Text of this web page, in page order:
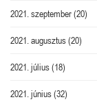
2021. szeptember(20)
2021. augusztus(20)
2021. július(18)
2021. június(32)